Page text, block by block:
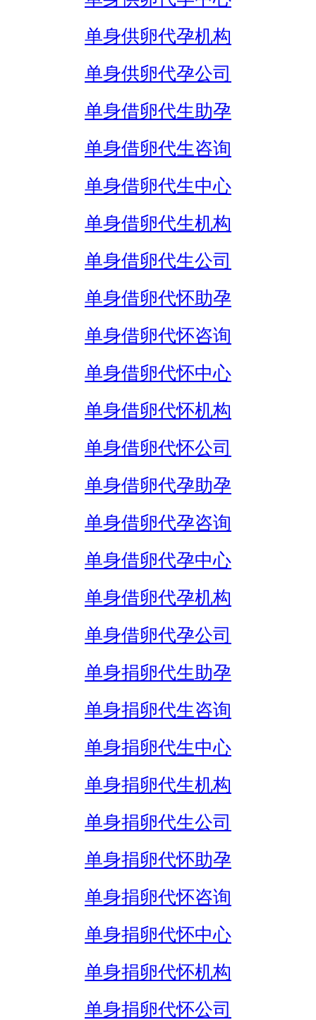
单身供卵代孕机构
单身供卵代孕公司
单身借卵代生助孕
单身借卵代生咨询
单身借卵代生中心
单身借卵代生机构
单身借卵代生公司
单身借卵代怀助孕
单身借卵代怀咨询
单身借卵代怀中心
单身借卵代怀机构
单身借卵代怀公司
单身借卵代孕助孕
单身借卵代孕咨询
单身借卵代孕中心
单身借卵代孕机构
单身借卵代孕公司
单身捐卵代生助孕
单身捐卵代生咨询
单身捐卵代生中心
单身捐卵代生机构
单身捐卵代生公司
单身捐卵代怀助孕
单身捐卵代怀咨询
单身捐卵代怀中心
单身捐卵代怀机构
单身捐卵代怀公司